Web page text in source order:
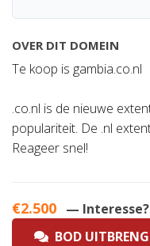
OVER DIT DOMEIN
Te koop is gambia.co.nl
.co.nl is de nieuwe
populariteit. De .nl
Reageer snel!
€2.500 — Interesse?
BOD